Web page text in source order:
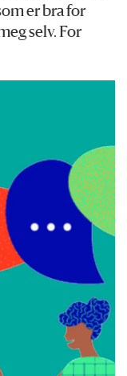
er bra for
selv. For